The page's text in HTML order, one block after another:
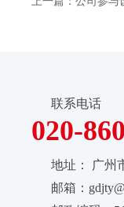
联系电话
020-
地址： 广州
邮箱：